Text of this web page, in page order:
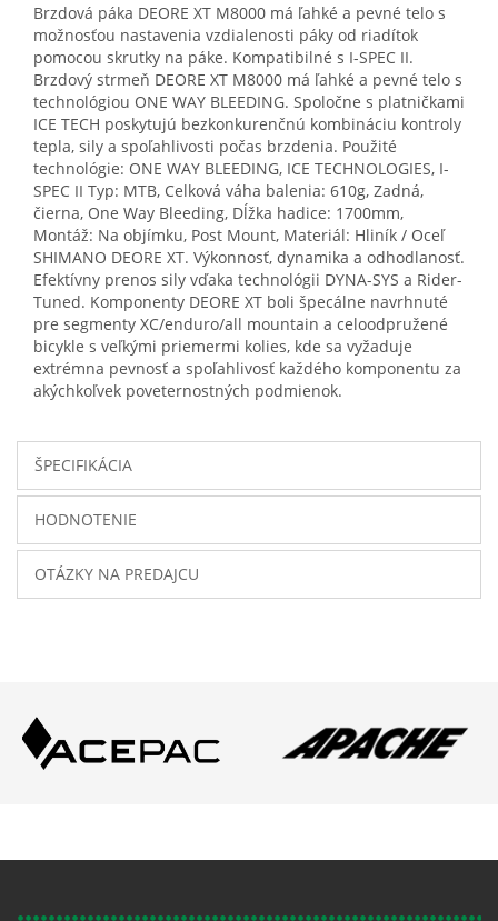
Brzdová páka DEORE XT M8000 má ľahké a pevné telo s
možnosťou nastavenia vzdialenosti páky od riadítok
pomocou skrutky na páke. Kompatibilné s I-SPEC II.
Brzdový strmeň DEORE XT M8000 má ľahké a pevné telo s
technológiou ONE WAY BLEEDING. Spoločne s platničkami
ICE TECH poskytujú bezkonkurenčnú kombináciu kontroly
tepla, sily a spoľahlivosti počas brzdenia. Použité
technológie: ONE WAY BLEEDING, ICE TECHNOLOGIES, I-
SPEC II Typ: MTB, Celková váha balenia: 610g, Zadná,
čierna, One Way Bleeding, Dĺžka hadice: 1700mm,
Montáž: Na objímku, Post Mount, Materiál: Hliník / Oceľ
SHIMANO DEORE XT. Výkonnosť, dynamika a odhodlanosť.
Efektívny prenos sily vďaka technológii DYNA-SYS a Rider-
Tuned. Komponenty DEORE XT boli špecálne navrhnuté
pre segmenty XC/enduro/all mountain a celoodpružené
bicykle s veľkými priemermi kolies, kde sa vyžaduje
extrémna pevnosť a spoľahlivosť každého komponentu za
akýchkoľvek poveternostných podmienok.
ŠPECIFIKÁCIA
HODNOTENIE
OTÁZKY NA PREDAJCU